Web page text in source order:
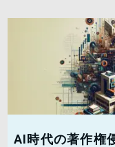
AI時代の著作権